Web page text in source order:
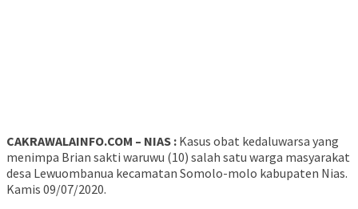
CAKRAWALAINFO.COM – NIAS : Kasus obat kedaluwarsa yang
menimpa Brian sakti waruwu (10) salah satu warga masyarakat
desa Lewuombanua kecamatan Somolo-molo kabupaten Nias.
Kamis 09/07/2020.